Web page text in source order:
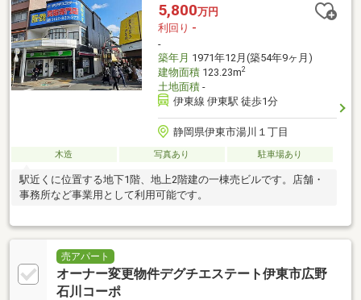
5,800万円
利回り -
-
築年月 1971年12月(築54年9ヶ月)
建物面積123.23m2
土地面積-
伊東線 伊東駅 徒歩1分
静岡県伊東市湯川１丁目
木造 写真あり 駐車場あり
駅近くに位置する地下1階、地上2階建の一棟売ビルです。店舗・
事務所など事業用として利用可能です。
売アパート
オーナー変更物件デグチエステート伊東市広野
石川コーポ